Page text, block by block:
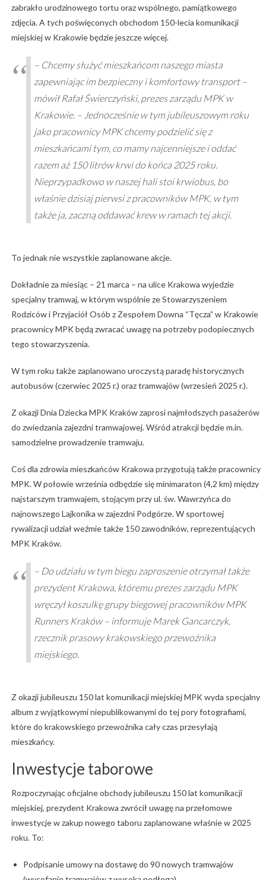
zabrakło urodzinowego tortu oraz wspólnego, pamiątkowego
zdjęcia. A tych poświęconych obchodom 150-lecia komunikacji
miejskiej w Krakowie będzie jeszcze więcej.
– Chcemy służyć mieszkańcom naszego miasta
zapewniając im bezpieczny i komfortowy transport –
mówił Rafał Świerczyński, prezes zarządu MPK w
Krakowie. – Jednocześnie w tym jubileuszowym roku
jako pracownicy MPK chcemy podzielić się z
mieszkańcami tym, co mamy najcenniejsze i oddać
razem aż 150 litrów krwi do końca 2025 roku.
Nieprzypadkowo w naszej hali stoi krwiobus, bo
właśnie dzisiaj pierwsi z pracowników MPK, w tym
także ja, zaczną oddawać krew w ramach tej akcji.
To jednak nie wszystkie zaplanowane akcje.
Dokładnie za miesiąc – 21 marca – na ulice Krakowa wyjedzie
specjalny tramwaj, w którym wspólnie ze Stowarzyszeniem
Rodziców i Przyjaciół Osób z Zespołem Downa “Tęcza” w Krakowie
pracownicy MPK będą zwracać uwagę na potrzeby podopiecznych
tego stowarzyszenia.
W tym roku także zaplanowano uroczystą paradę historycznych
autobusów (czerwiec 2025 r.) oraz tramwajów (wrzesień 2025 r.).
Z okazji Dnia Dziecka MPK Kraków zaprosi najmłodszych pasażerów
do zwiedzania zajezdni tramwajowej. Wśród atrakcji będzie m.in.
samodzielne prowadzenie tramwaju.
Coś dla zdrowia mieszkańców Krakowa przygotują także pracownicy
MPK. W połowie września odbędzie się minimaraton (4,2 km) między
najstarszym tramwajem, stojącym przy ul. św. Wawrzyńca do
najnowszego Lajkonika w zajezdni Podgórze. W sportowej
rywalizacji udział weźmie także 150 zawodników, reprezentujących
MPK Kraków.
– Do udziału w tym biegu zaproszenie otrzymał także
prezydent Krakowa, któremu prezes zarządu MPK
wręczył koszulkę grupy biegowej pracowników MPK
Runners Kraków – informuje Marek Gancarczyk,
rzecznik prasowy krakowskiego przewoźnika
miejskiego.
Z okazji jubileuszu 150 lat komunikacji miejskiej MPK wyda specjalny
album z wyjątkowymi niepublikowanymi do tej pory fotografiami,
które do krakowskiego przewoźnika cały czas przesyłają
mieszkańcy.
Inwestycje taborowe
Rozpoczynając oficjalne obchody jubileuszu 150 lat komunikacji
miejskiej, prezydent Krakowa zwrócił uwagę na przełomowe
inwestycje w zakup nowego taboru zaplanowane właśnie w 2025
roku. To:
Podpisanie umowy na dostawę do 90 nowych tramwajów